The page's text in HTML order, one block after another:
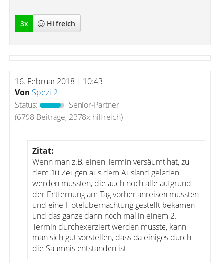
3x Hilfreich
16. Februar 2018 | 10:43
Von Spezi-2
Status:
Senior-Partner
(6798 Beiträge, 2378x hilfreich)
Zitat:
Wenn man z.B. einen Termin versäumt hat, zu
dem 10 Zeugen aus dem Ausland geladen
werden mussten, die auch noch alle aufgrund
der Entfernung am Tag vorher anreisen mussten
und eine Hotelübernachtung gestellt bekamen
und das ganze dann noch mal in einem 2.
Termin durchexerziert werden musste, kann
man sich gut vorstellen, dass da einiges durch
die Säumnis entstanden ist